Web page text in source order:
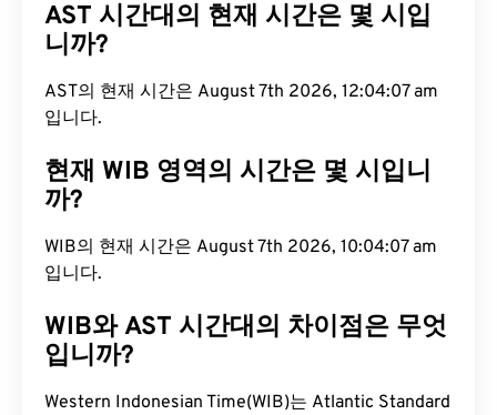
AST 시간대의 현재 시간은 몇 시입
니까?
AST의 현재 시간은 August 7th 2026, 12:04:08 am
입니다.
현재 WIB 영역의 시간은 몇 시입니
까?
WIB의 현재 시간은 August 7th 2026, 10:04:08 am
입니다.
WIB와 AST 시간대의 차이점은 무엇
입니까?
Western Indonesian Time(WIB)는 Atlantic Standard